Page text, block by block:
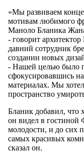
«Мы развиваем
мотивам любимого
Маноло Бланика
- говорит
давний сотрудник
создании новых
- Нашей целью было
сфокусировавшись
материалах. Мы
пространство
Бланик добавил, что
он видел в гостиной
молодости, и до сих
самых красивых
сказал он.